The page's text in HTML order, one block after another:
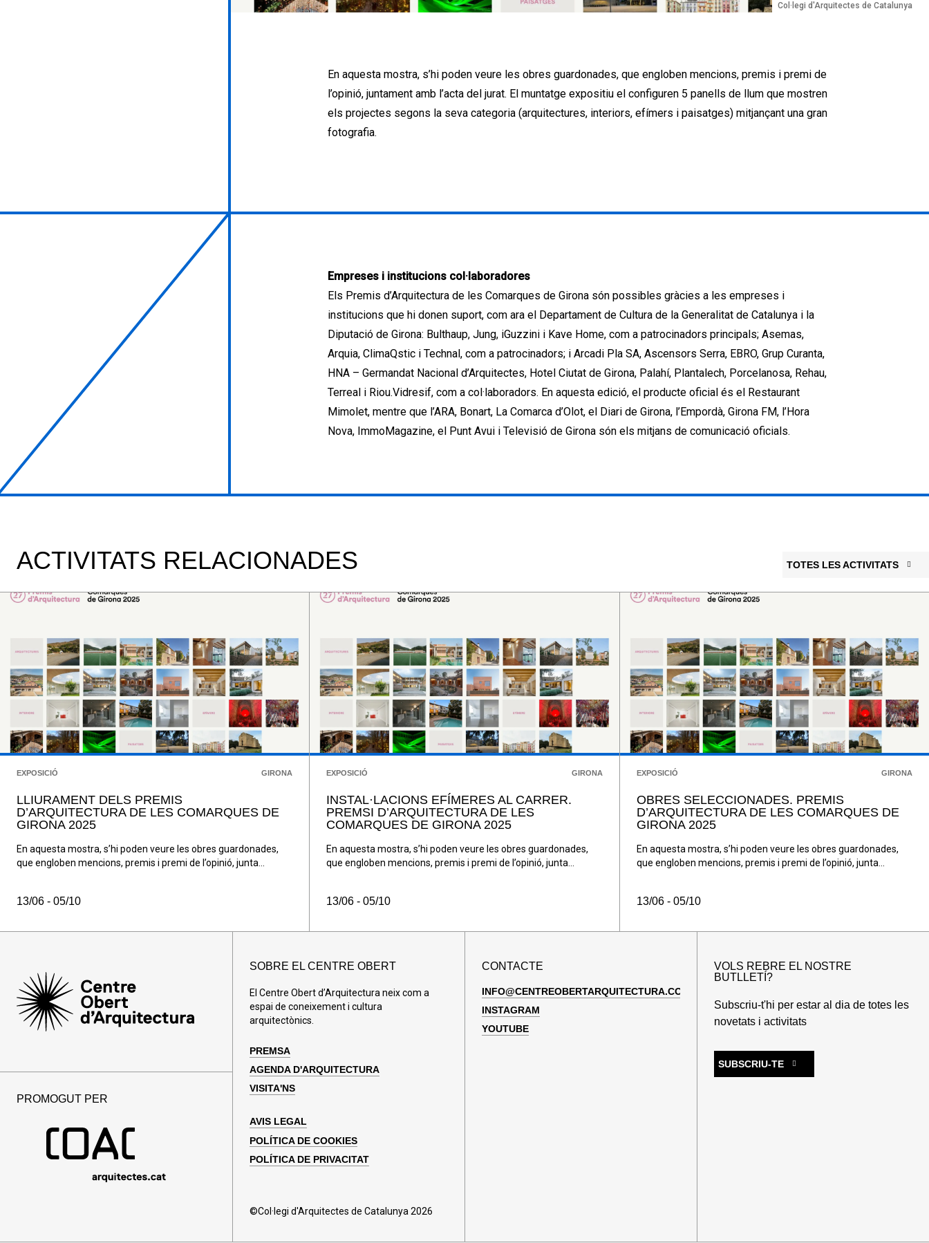
Col·legi d'Arquitectes de Catalunya
En aquesta mostra, s’hi poden veure les obres guardonades, que engloben mencions, premis i premi de
l’opinió, juntament amb l’acta del jurat. El muntatge expositiu el configuren 5 panells de llum que mostren
els projectes segons la seva categoria (arquitectures, interiors, efímers i paisatges) mitjançant una gran
fotografia.
Empreses i institucions col·laboradores
Els Premis d’Arquitectura de les Comarques de Girona són possibles gràcies a les empreses i
institucions que hi donen suport, com ara el Departament de Cultura de la Generalitat de Catalunya i la
Diputació de Girona: Bulthaup, Jung, iGuzzini i Kave Home, com a patrocinadors principals; Asemas,
Arquia, ClimaQstic i Technal, com a patrocinadors; i Arcadi Pla SA, Ascensors Serra, EBRO, Grup Curanta,
HNA – Germandat Nacional d’Arquitectes, Hotel Ciutat de Girona, Palahí, Plantalech, Porcelanosa, Rehau,
Terreal i Riou.Vidresif, com a col·laboradors. En aquesta edició, el producte oficial és el Restaurant
Mimolet, mentre que l’ARA, Bonart, La Comarca d’Olot, el Diari de Girona, l’Empordà, Girona FM, l’Hora
Nova, ImmoMagazine, el Punt Avui i Televisió de Girona són els mitjans de comunicació oficials.
ACTIVITATS RELACIONADES TOTES LES ACTIVITATS
EXPOSICIÓ GIRONA
LLIURAMENT DELS PREMIS
D’ARQUITECTURA DE LES COMARQUES DE
GIRONA 2025
En aquesta mostra, s’hi poden veure les obres guardonades,
que engloben mencions, premis i premi de l’opinió, junta...
13/06 - 05/10
EXPOSICIÓ GIRONA
INSTAL·LACIONS EFÍMERES AL CARRER.
PREMSI D’ARQUITECTURA DE LES
COMARQUES DE GIRONA 2025
En aquesta mostra, s’hi poden veure les obres guardonades,
que engloben mencions, premis i premi de l’opinió, junta...
13/06 - 05/10
EXPOSICIÓ GIRONA
OBRES SELECCIONADES. PREMIS
D’ARQUITECTURA DE LES COMARQUES DE
GIRONA 2025
En aquesta mostra, s’hi poden veure les obres guardonades,
que engloben mencions, premis i premi de l’opinió, junta...
13/06 - 05/10
PROMOGUT PER
SOBRE EL CENTRE OBERT
El Centre Obert d’Arquitectura neix com a
espai de coneixement i cultura
arquitectònics.
PREMSA
AGENDA D'ARQUITECTURA
VISITA'NS
AVIS LEGAL
POLÍTICA DE COOKIES
POLÍTICA DE PRIVACITAT
©Col·legi d'Arquitectes de Catalunya 2026
CONTACTE
INFO@CENTREOBERTARQUITECTURA.COM
INSTAGRAM
YOUTUBE
VOLS REBRE EL NOSTRE
BUTLLETÍ?
Subscriu-t'hi per estar al dia de totes les
novetats i activitats
SUBSCRIU-TE